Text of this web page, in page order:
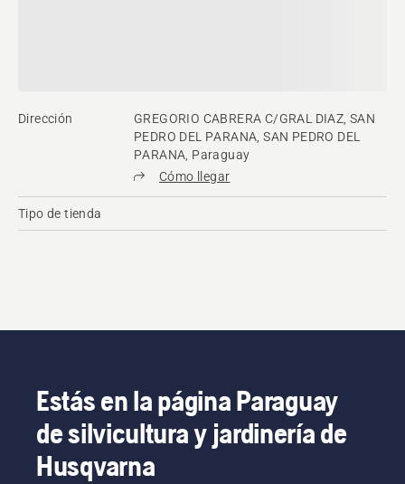
Dirección
GREGORIO CABRERA C/GRAL DIAZ, SAN
PEDRO DEL PARANA, SAN PEDRO DEL
PARANA, Paraguay
Cómo llegar
Tipo de tienda
Estás en la página Paraguay
de silvicultura y jardinería de
Husqvarna